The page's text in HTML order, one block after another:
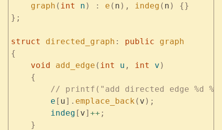
    graph
( int n ) : e ( n ), indeg ( n )
{}
};
struct directed_graph : public graph
{
    void
add_edge ( int u , int v )
    {
// printf("add directed edge %d
        e
[ u]. emplace_back ( v );
        indeg
[ v] ++ ;
    }